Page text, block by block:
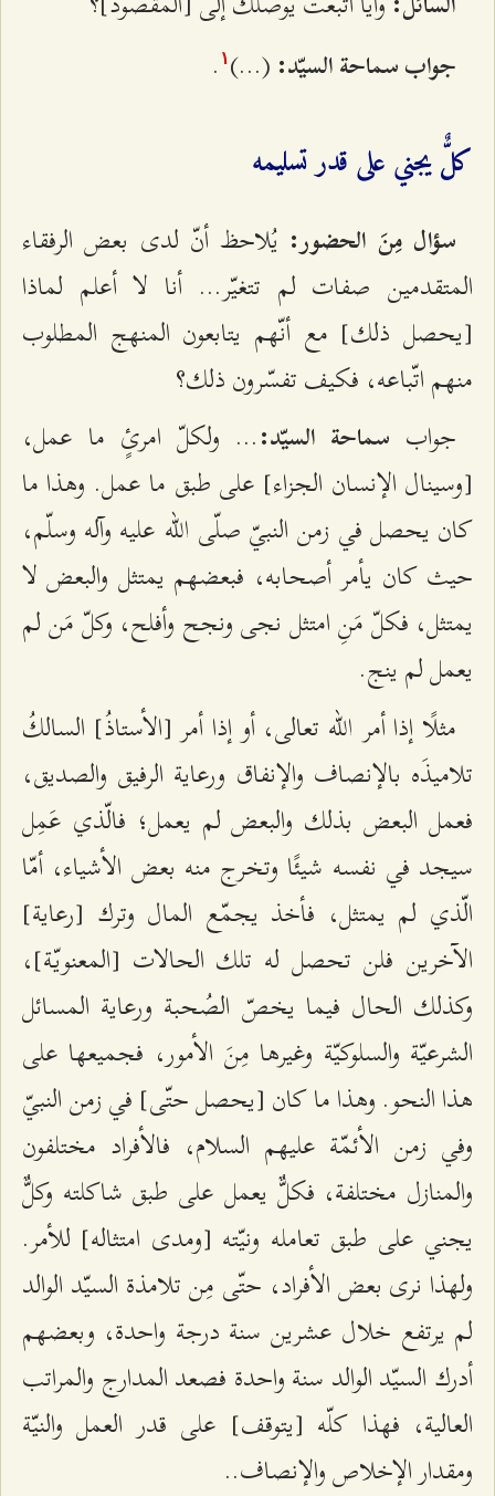
جواب سماحة السيّد: (...) ۱ .
كلٌّ يجني على قدر تسليمه
سؤال مِنَ الحضور: يُلاحظ أنّ لدى بعض الرفقاء
المتقدمين صفات لم تتغيّر... أنا لا أعلم لماذا
[يحصل ذلك] مع أنّهم يتابعون المنهج المطلوب
منهم اتّباعه، فكيف تفسّرون ذلك؟
جواب سماحة السيّد:... ولكلّ امرئٍ ما عمل،
[وسينال الإنسان الجزاء] على طبق ما عمل. وهذا ما
كان يحصل في زمن النبيّ صلّى الله عليه وآله وسلّم،
حيث كان يأمر أصحابه، فبعضهم يمتثل والبعض لا
يمتثل، فكلّ مَنِ امتثل نجى ونجح وأفلح، وكلّ مَن لم
يعمل لم ينج.
مثلًا إذا أمر الله تعالى، أو إذا أمر [الأستاذُ] السالكُ
تلاميذَه بالإنصاف والإنفاق ورعاية الرفيق والصديق،
فعمل البعض بذلك والبعض لم يعمل؛ فالّذي عَمِل
سيجد في نفسه شيئًا وتخرج منه بعض الأشياء، أمّا
الّذي لم يمتثل، فأخذ يجمّع المال وترك [رعاية]
الآخرين فلن تحصل له تلك الحالات [المعنويّة]،
وكذلك الحال فيما يخصّ الصُحبة ورعاية المسائل
الشرعيّة والسلوكيّة وغيرها مِنَ الأمور، فجميعها على
هذا النحو. وهذا ما كان [يحصل حتّى] في زمن النبيّ
وفي زمن الأئمّة عليهم السلام، فالأفراد مختلفون
والمنازل مختلفة، فكلٌّ يعمل على طبق شاكلته وكلٌّ
يجني على طبق تعامله ونيّته [ومدى امتثاله] للأمر.
ولهذا نرى بعض الأفراد، حتّى مِن تلامذة السيّد الوالد
لم يرتفع خلال عشرين سنة درجة واحدة، وبعضهم
أدرك السيّد الوالد سنة واحدة فصعد المدارج والمراتب
العالية، فهذا كلّه [يتوقف] على قدر العمل والنيّة
ومقدار الإخلاص والإنصاف..